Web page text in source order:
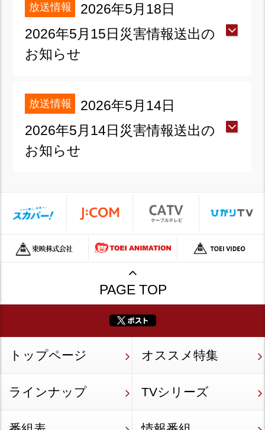
放送情報
2026年5月18日
2026年5月15日災害情報送出の
お知らせ
放送情報
2026年5月14日
2026年5月14日災害情報送出の
お知らせ
PAGE TOP
トップページ オススメ特集
ラインナップ TVシリーズ